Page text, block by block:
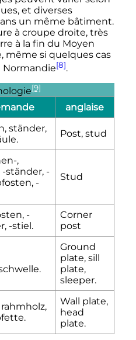
et diverses
un même bâtiment.
à croupe droite, très
à la fin du Moyen
même si quelques cas
Normandie[8].
[9]
anglaise
ständer,
Post, stud
,
ständer, -
-
Stud
-
-stiel.
Corner
post
Ground
plate, sill
plate,
sleeper.
Wall plate,
head
plate.